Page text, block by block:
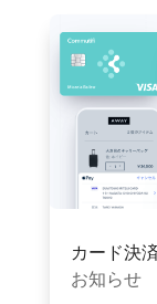
カード決
お知らせ